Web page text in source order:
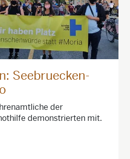
Seebruecken-
der
demonstrierten mit.